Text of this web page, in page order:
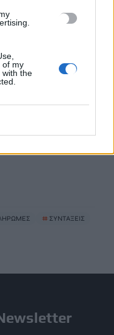
of my
with the
εκδίδει ηλεκτρονικά
# ΣΥΝΤΑΞΕΙΣ